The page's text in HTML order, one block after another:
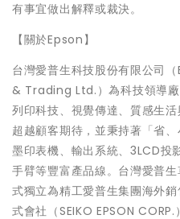
有事宜做出解釋或裁決。
【關於Epson】
台灣愛普生科技股份有限公
& Trading Ltd.）為科技領導
列印科技、視覺傳達、質感生
超越顧客期待，並秉持著「省
墨印表機、輸出系統、3LCD投
手臂等豐富產品線。台灣愛普
式獨立為精工愛普生集團海外
式會社（SEIKO EPSON